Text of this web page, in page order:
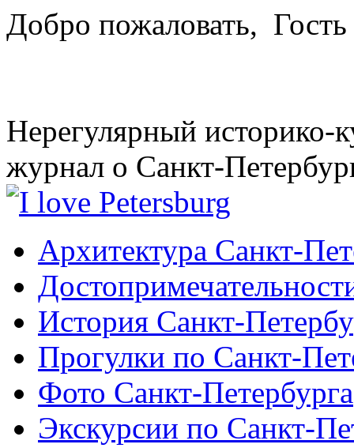
Добро пожаловать, Гость
Нерегулярный историко-
журнал о Санкт-
Архитектура Санкт-
История Санкт-
Прогулки по Санкт-
Фото Санкт-Петербурга
Экскурсии по Санкт-